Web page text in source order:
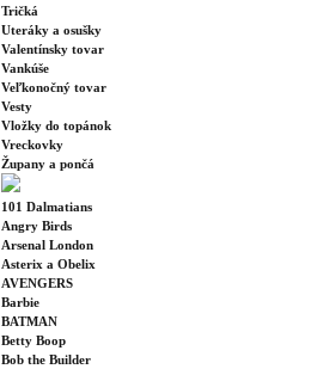
Tričká
Uteráky a osušky
Valentínsky tovar
Vankúše
Veľkonočný tovar
Vesty
Vložky do topánok
Vreckovky
Župany a pončá
101 Dalmatians
Angry Birds
Arsenal London
Asterix a Obelix
AVENGERS
Barbie
BATMAN
Betty Boop
Bob the Builder